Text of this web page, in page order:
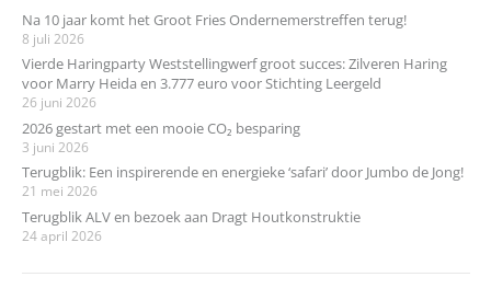
Na 10 jaar komt het Groot Fries Ondernemerstreffen terug!
8 juli 2026
Vierde Haringparty Weststellingwerf groot succes: Zilveren Haring
voor Marry Heida en 3.777 euro voor Stichting Leergeld
26 juni 2026
2026 gestart met een mooie CO₂ besparing
3 juni 2026
Terugblik: Een inspirerende en energieke ‘safari’ door Jumbo de Jong!
21 mei 2026
Terugblik ALV en bezoek aan Dragt Houtkonstruktie
24 april 2026